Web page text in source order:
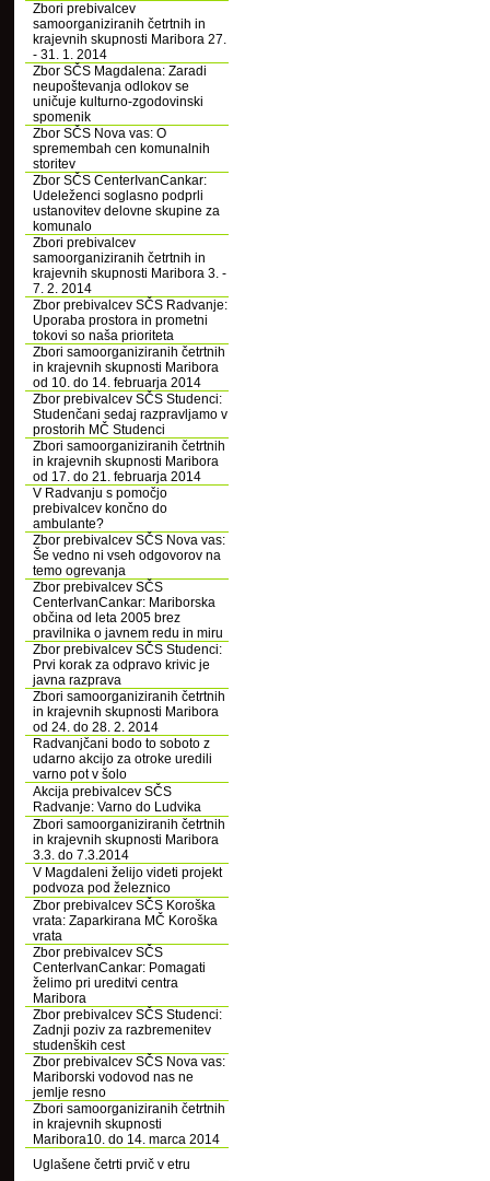
Zbori prebivalcev
samoorganiziranih četrtnih in
krajevnih skupnosti Maribora 27.
- 31. 1. 2014
Zbor SČS Magdalena: Zaradi
neupoštevanja odlokov se
uničuje kulturno-zgodovinski
spomenik
Zbor SČS Nova vas: O
spremembah cen komunalnih
storitev
Zbor SČS CenterIvanCankar:
Udeleženci soglasno podprli
ustanovitev delovne skupine za
komunalo
Zbori prebivalcev
samoorganiziranih četrtnih in
krajevnih skupnosti Maribora 3. -
7. 2. 2014
Zbor prebivalcev SČS Radvanje:
Uporaba prostora in prometni
tokovi so naša prioriteta
Zbori samoorganiziranih četrtnih
in krajevnih skupnosti Maribora
od 10. do 14. februarja 2014
Zbor prebivalcev SČS Studenci:
Studenčani sedaj razpravljamo v
prostorih MČ Studenci
Zbori samoorganiziranih četrtnih
in krajevnih skupnosti Maribora
od 17. do 21. februarja 2014
V Radvanju s pomočjo
prebivalcev končno do
ambulante?
Zbor prebivalcev SČS Nova vas:
Še vedno ni vseh odgovorov na
temo ogrevanja
Zbor prebivalcev SČS
CenterIvanCankar: Mariborska
občina od leta 2005 brez
pravilnika o javnem redu in miru
Zbor prebivalcev SČS Studenci:
Prvi korak za odpravo krivic je
javna razprava
Zbori samoorganiziranih četrtnih
in krajevnih skupnosti Maribora
od 24. do 28. 2. 2014
Radvanjčani bodo to soboto z
udarno akcijo za otroke uredili
varno pot v šolo
Akcija prebivalcev SČS
Radvanje: Varno do Ludvika
Zbori samoorganiziranih četrtnih
in krajevnih skupnosti Maribora
3.3. do 7.3.2014
V Magdaleni želijo videti projekt
podvoza pod železnico
Zbor prebivalcev SČS Koroška
vrata: Zaparkirana MČ Koroška
vrata
Zbor prebivalcev SČS
CenterIvanCankar: Pomagati
želimo pri ureditvi centra
Maribora
Zbor prebivalcev SČS Studenci:
Zadnji poziv za razbremenitev
studenških cest
Zbor prebivalcev SČS Nova vas:
Mariborski vodovod nas ne
jemlje resno
Zbori samoorganiziranih četrtnih
in krajevnih skupnosti
Maribora10. do 14. marca 2014
Uglašene četrti prvič v etru